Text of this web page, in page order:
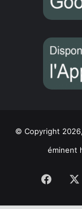
© Copyright
éminent